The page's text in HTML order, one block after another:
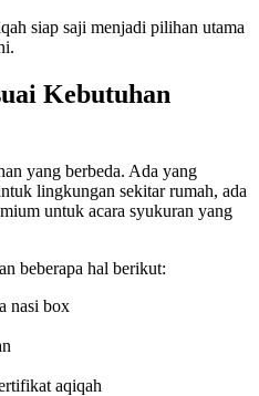
siap saji menjadi pilihan utama
Kebutuhan
yang berbeda. Ada yang
lingkungan sekitar rumah, ada
untuk acara syukuran yang
beberapa hal berikut:
nasi box
aqiqah